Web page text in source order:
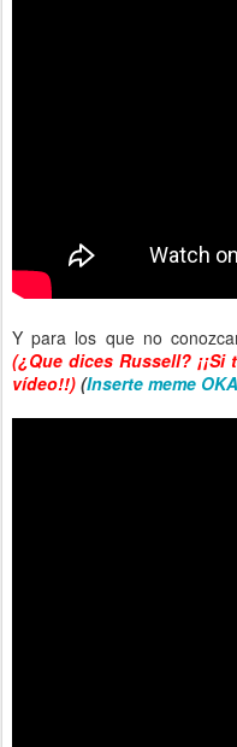
Y para los que no
(¿Que dices Russell?
vídeo!!) (Inserte meme